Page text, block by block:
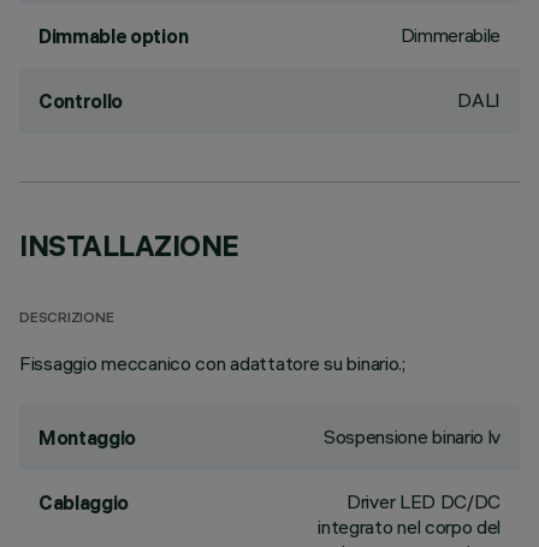
Dimmable option Dimmerabile
Controllo DALI
INSTALLAZIONE
DESCRIZIONE
Fissaggio meccanico con adattatore su binario.;
Montaggio Sospensione binario lv
Cablaggio
Driver LED DC/DC
integrato nel corpo del